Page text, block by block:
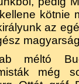
kötnie
az
méltó
még